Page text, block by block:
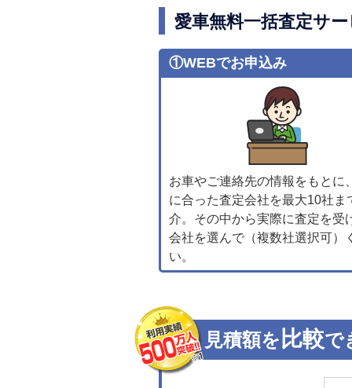
愛車無料一括査定サ
①WEBでお申込み
お車やご連絡先の情報をもとに
に合った査定会社を最大10社ま
介。その中から実際に査定を受
会社を選んで（複数社選択可）
い。
見積額を 比較で